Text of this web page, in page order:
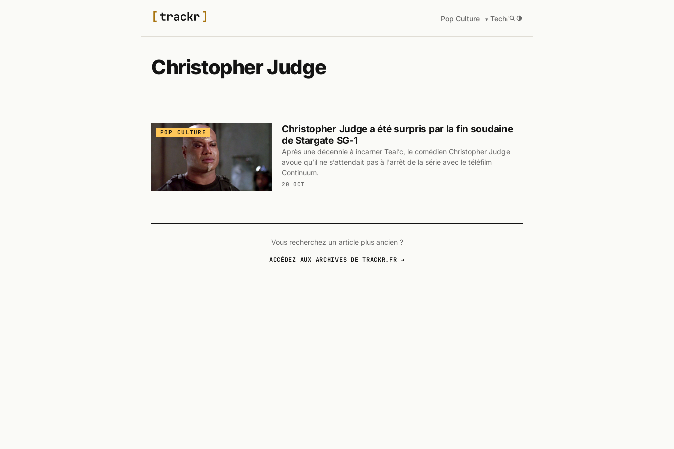
Pop Culture Tech/
Christopher Judge
POP CULTURE
Christopher Judge a été surpris par la fin soudaine
de Stargate SG-1
Après une décennie à incarner Teal’c, le comédien Christopher Judge
avoue qu’il ne s’attendait pas à l'arrêt de la série avec le téléfilm
Continuum.
20 OCT
Vous recherchez un article plus ancien ?
ACCÉDEZ AUX ARCHIVES DE TRACKR.FR →